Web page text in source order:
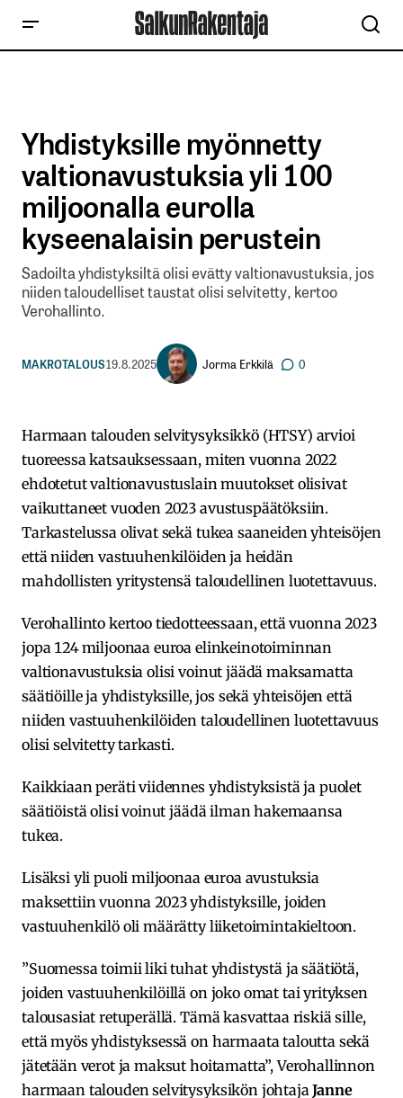
Yhdistyksille myönnetty
valtionavustuksia yli 100
miljoonalla eurolla
kyseenalaisin perustein
Sadoilta yhdistyksiltä olisi evätty valtionavustuksia, jos
niiden taloudelliset taustat olisi selvitetty, kertoo
Verohallinto.
MAKROTALOUS19.8.2025 Jorma Erkkilä 0
Harmaan talouden selvitysyksikkö (HTSY) arvioi
tuoreessa katsauksessaan, miten vuonna 2022
ehdotetut valtionavustuslain muutokset olisivat
vaikuttaneet vuoden 2023 avustuspäätöksiin.
Tarkastelussa olivat sekä tukea saaneiden yhteisöjen
että niiden vastuuhenkilöiden ja heidän
mahdollisten yritystensä taloudellinen luotettavuus.
Verohallinto kertoo tiedotteessaan, että vuonna 2023
jopa 124 miljoonaa euroa elinkeinotoiminnan
valtionavustuksia olisi voinut jäädä maksamatta
säätiöille ja yhdistyksille, jos sekä yhteisöjen että
niiden vastuuhenkilöiden taloudellinen luotettavuus
olisi selvitetty tarkasti.
Kaikkiaan peräti viidennes yhdistyksistä ja puolet
säätiöistä olisi voinut jäädä ilman hakemaansa
tukea.
Lisäksi yli puoli miljoonaa euroa avustuksia
maksettiin vuonna 2023 yhdistyksille, joiden
vastuuhenkilö oli määrätty liiketoimintakieltoon.
”Suomessa toimii liki tuhat yhdistystä ja säätiötä,
joiden vastuuhenkilöillä on joko omat tai yrityksen
talousasiat retuperällä. Tämä kasvattaa riskiä sille,
että myös yhdistyksessä on harmaata taloutta sekä
jätetään verot ja maksut hoitamatta”, Verohallinnon
harmaan talouden selvitysyksikön johtajaJanne